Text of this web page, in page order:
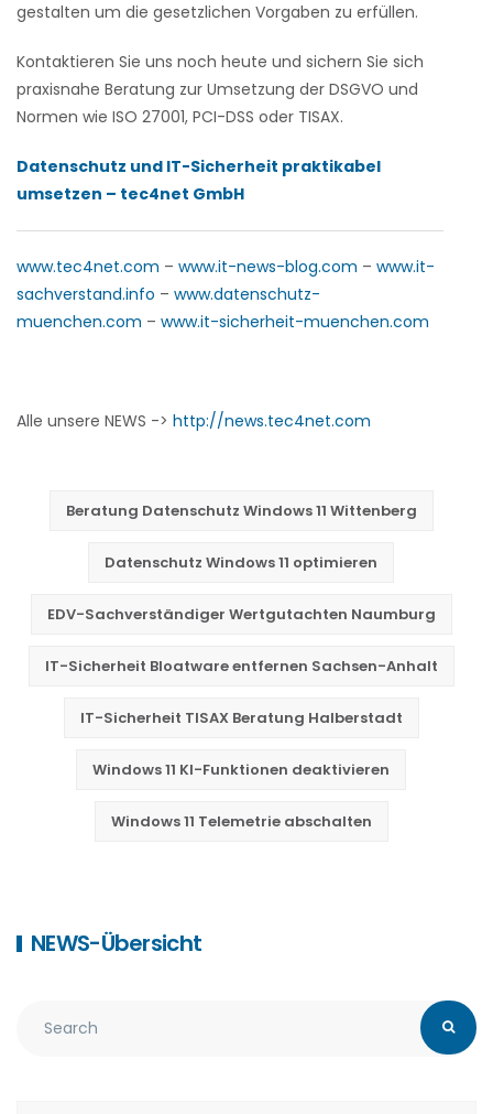
gestalten um die gesetzlichen Vorgaben zu erfüllen.
Kontaktieren Sie uns noch heute und sichern Sie sich
praxisnahe Beratung zur Umsetzung der DSGVO und
Normen wie ISO 27001, PCI-DSS oder TISAX.
Datenschutz und IT-Sicherheit praktikabel
umsetzen – tec4net GmbH
www.tec4net.com – www.it-news-blog.com – www.it-
sachverstand.info – www.datenschutz-
muenchen.com – www.it-sicherheit-muenchen.com
Alle unsere NEWS -> http://news.tec4net.com
Beratung Datenschutz Windows 11 Wittenberg
Datenschutz Windows 11 optimieren
EDV-Sachverständiger Wertgutachten Naumburg
IT-Sicherheit Bloatware entfernen Sachsen-Anhalt
IT-Sicherheit TISAX Beratung Halberstadt
Windows 11 KI-Funktionen deaktivieren
Windows 11 Telemetrie abschalten
NEWS-Übersicht